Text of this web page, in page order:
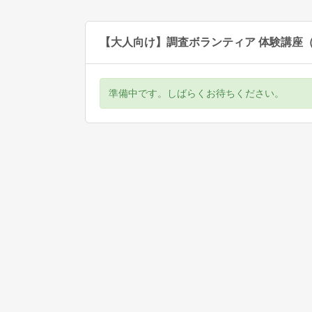
【大人向け】調査ボランティア 体験講座
準備中です。しばらくお待ちください。